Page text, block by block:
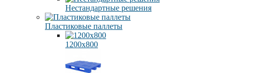
Нестандартные решения
Пластиковые паллеты
1200х800